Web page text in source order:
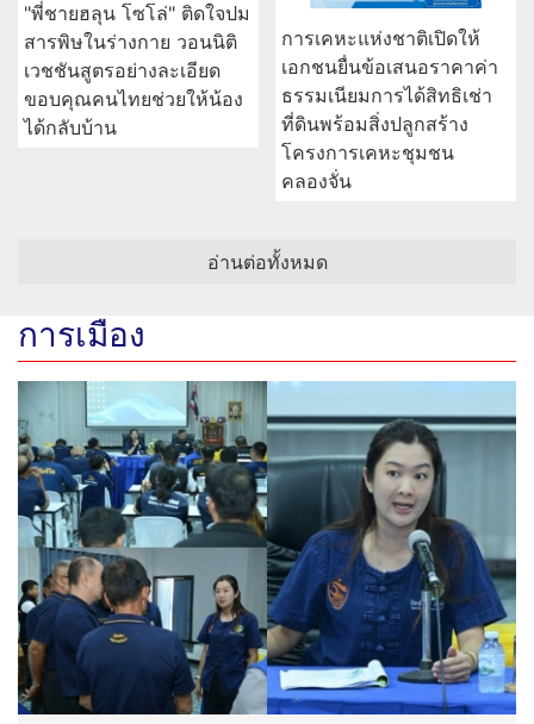
"พี่ชายฮลุน โซโล่" ติดใจปม
สารพิษในร่างกาย วอนนิติ
เวชชันสูตรอย่างละเอียด
ขอบคุณคนไทยช่วยให้น้อง
ได้กลับบ้าน
การเคหะแห่งชาติเปิดให้
เอกชนยื่นข้อเสนอราคาค่า
ธรรมเนียมการได้สิทธิเช่า
ที่ดินพร้อมสิ่งปลูกสร้าง
โครงการเคหะชุมชน
คลองจั่น
อ่านต่อทั้งหมด
การเมือง